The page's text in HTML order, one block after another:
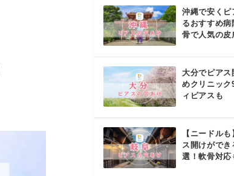
沖縄で安くピ
るおすすめ
骨で人気の皮
大分でピアス
めクリニック
ィピアスも
【ニードル
ス開けがで
選！軟骨対応